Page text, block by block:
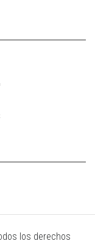
los derechos